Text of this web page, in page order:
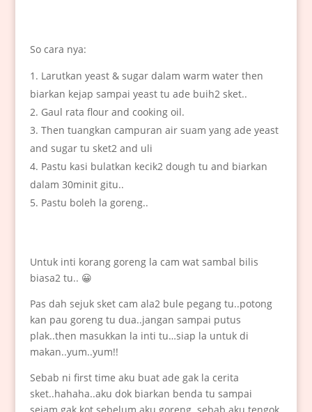
So cara nya:
Larutkan yeast & sugar dalam warm water then
biarkan kejap sampai yeast tu ade buih2 sket..
Gaul rata flour and cooking oil.
Then tuangkan campuran air suam yang ade yeast
and sugar tu sket2 and uli
Pastu kasi bulatkan kecik2 dough tu and biarkan
dalam 30minit gitu..
Pastu boleh la goreng..
Untuk inti korang goreng la cam wat sambal bilis
biasa2 tu.. 😀
Pas dah sejuk sket cam ala2 bule pegang tu..potong
kan pau goreng tu dua..jangan sampai putus
plak..then masukkan la inti tu…siap la untuk di
makan..yum..yum!!
Sebab ni first time aku buat ade gak la cerita
sket..hahaha..aku dok biarkan benda tu sampai